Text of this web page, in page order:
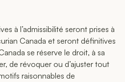
à l’admissibilité seront prises à
Canada et seront définitives
se réserve le droit, à sa
de révoquer ou d’ajuster tout
raisonnables de